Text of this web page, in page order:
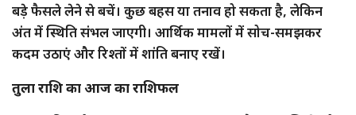
बड़े फैसले लेने से बचें। कुछ बहस या तनाव हो सकता है, लेकिन
अंत में स्थिति संभल जाएगी। आर्थिक मामलों में सोच-समझकर
कदम उठाएं और रिश्तों में शांति बनाए रखें।
तुला राशि का आज का राशिफल